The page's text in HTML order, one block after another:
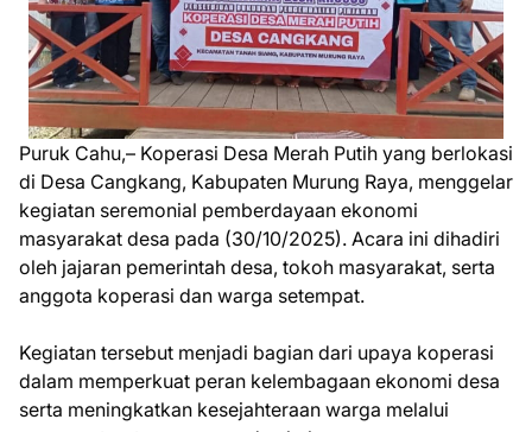
Puruk Cahu,– Koperasi Desa Merah Putih yang berlokasi
di Desa Cangkang, Kabupaten Murung Raya, menggelar
kegiatan seremonial pemberdayaan ekonomi
masyarakat desa pada (30/10/2025). Acara ini dihadiri
oleh jajaran pemerintah desa, tokoh masyarakat, serta
anggota koperasi dan warga setempat.
Kegiatan tersebut menjadi bagian dari upaya koperasi
dalam memperkuat peran kelembagaan ekonomi desa
serta meningkatkan kesejahteraan warga melalui